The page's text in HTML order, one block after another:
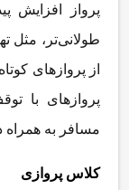
پرواز افزایش
طولانیتر، مثل
از پروازهای
پروازهای با
مسافر به همراه
کلاس پروازی